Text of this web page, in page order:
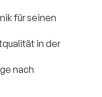
für seinen
in der
nach